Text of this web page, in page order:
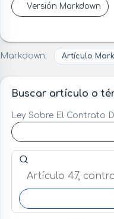
Versión Markdown
Markdown: Artículo
Buscar artículo o
Ley Sobre El Contrato
Buscar artículo o